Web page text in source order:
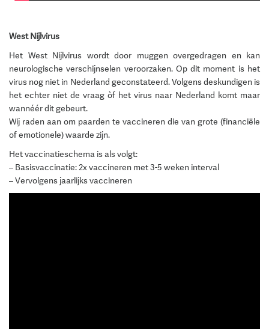
West Nijlvirus
Het West Nijlvirus wordt door muggen overgedragen en kan
neurologische verschijnselen veroorzaken. Op dit moment is het
virus nog niet in Nederland geconstateerd. Volgens deskundigen is
het echter niet de vraag òf het virus naar Nederland komt maar
wannéér dit gebeurt.
Wij raden aan om paarden te vaccineren die van grote (financiële
of emotionele) waarde zijn.
Het vaccinatieschema is als volgt:
– Basisvaccinatie: 2x vaccineren met 3-5 weken interval
– Vervolgens jaarlijks vaccineren